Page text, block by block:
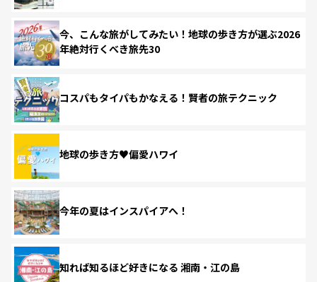
今、こんな旅がしてみたい！地球の歩き方が選ぶ2026
年絶対行くべき旅先30
コスパもタイパもかなえる！賢者の旅テクニック
地球の歩き方♥偏愛ハワイ
今年の夏はインスパイアへ！
知れば知るほど好きになる 湘南・江の島